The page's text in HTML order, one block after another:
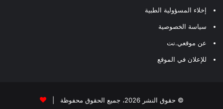
إخلاء المسؤولية الطبية
سياسة الخصوصية
عن موقعي.نت
للإعلان في الموقع
© حقوق النشر 2026، جميع الحقوق محفوظة |